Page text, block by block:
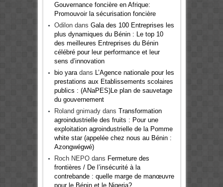
Gouvernance foncière en Afrique:
Promouvoir la sécurisation foncière
Odilondans Gala des 100 Entreprises les
plus dynamiques du Bénin : Le top 10
des meilleures Entreprises du Bénin
célébré pour leur performance et leur
sens d’innovation
bio yaradans
L’Agence nationale pour les
prestations aux Etablissements scolaires
publics : (ANaPES)Le plan de sauvetage
du gouvernement
Roland gnimadydans Transformation
agroindustrielle des fruits : Pour une
exploitation agroindustrielle de la Pomme
white star (appelée chez nous au Bénin :
Azongwégwé)
Roch NEPOdans Fermeture des
frontières / De l’insécurité à la
contrebande : quelle marge de manœuvre
pour le Bénin et le Nigeria?